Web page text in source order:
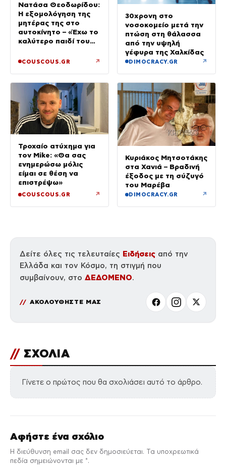
Νατάσα Θεοδωρίδου:
Η εξομολόγηση της
μητέρας της στο
αυτοκίνητο – «Έχω το
καλύτερο παιδί του
COUSCOUS.GR ↗
30χρονη στο
νοσοκομείο μετά την
πτώση στη θάλασσα
από την υψηλή
γέφυρα της Χαλκίδας
DIMOCRACY.GR ↗
Τροχαίο ατύχημα για
τον Mike: «Θα σας
ενημερώσω μόλις
είμαι σε θέση να
επιστρέψω»
COUSCOUS.GR ↗
Κυριάκος Μητσοτάκης
στα Χανιά – Βραδινή
έξοδος με τη σύζυγό
του Μαρέβα
DIMOCRACY.GR ↗
Δείτε όλες τις τελευταίες Ειδήσεις από την
Ελλάδα και τον Κόσμο, τη στιγμή που
συμβαίνουν, στο ΔΕΔΟΜΕΝΟ.
ΑΚΟΛΟΥΘΗΣΤΕ ΜΑΣ
// ΣΧΟΛΙΑ
Γίνετε ο πρώτος που θα σχολιάσει αυτό το άρθρο.
Αφήστε ένα σχόλιο
Η διεύθυνση email σας δεν δημοσιεύεται. Τα υποχρεωτικά
πεδία σημειώνονται με *.